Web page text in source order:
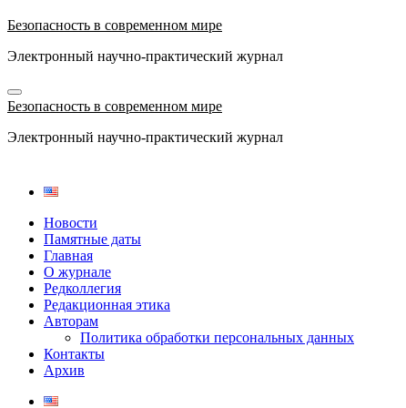
Перейти
содержимому
Безопасность в современном мире
Электронный научно-практический журнал
Безопасность в современном мире
Электронный научно-практический журнал
Новости
Памятные даты
Главная
О журнале
Редколлегия
Редакционная этика
Авторам
Политика обработки персональных данных
Контакты
Архив